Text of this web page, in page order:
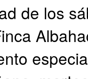
de los